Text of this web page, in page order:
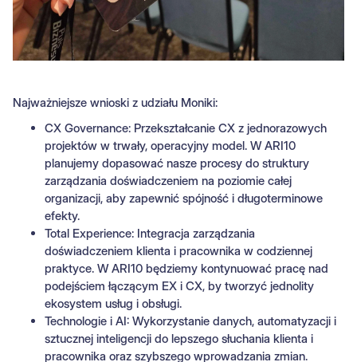
Najważniejsze wnioski z udziału Moniki:
CX Governance: Przekształcanie CX z jednorazowych
projektów w trwały, operacyjny model. W ARI10
planujemy dopasować nasze procesy do struktury
zarządzania doświadczeniem na poziomie całej
organizacji, aby zapewnić spójność i długoterminowe
efekty.
Total Experience: Integracja zarządzania
doświadczeniem klienta i pracownika w codziennej
praktyce. W ARI10 będziemy kontynuować pracę nad
podejściem łączącym EX i CX, by tworzyć jednolity
ekosystem usług i obsługi.
Technologie i AI: Wykorzystanie danych, automatyzacji i
sztucznej inteligencji do lepszego słuchania klienta i
pracownika oraz szybszego wprowadzania zmian.